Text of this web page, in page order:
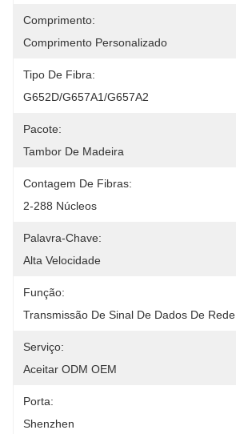
Comprimento:
Comprimento Personalizado
Tipo De Fibra:
G652D/G657A1/G657A2
Pacote:
Tambor De Madeira
Contagem De Fibras:
2-288 Núcleos
Palavra-Chave:
Alta Velocidade
Função:
Transmissão De Sinal De Dados De Rede
Serviço:
Aceitar ODM OEM
Porta:
Shenzhen